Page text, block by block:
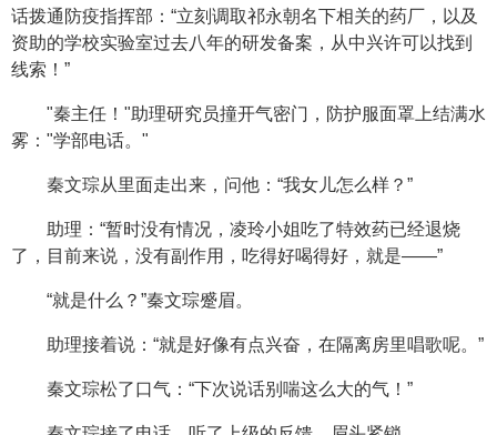
话拨通防疫指挥部：“立刻调取祁永朝名下相关的药厂，以及
资助的学校实验室过去八年的研发备案，从中兴许可以找到
线索！”
"秦主任！"助理研究员撞开气密门，防护服面罩上结满水
雾："学部电话。"
秦文琮从里面走出来，问他：“我女儿怎么样？”
助理：“暂时没有情况，凌玲小姐吃了特效药已经退烧
了，目前来说，没有副作用，吃得好喝得好，就是——”
“就是什么？”秦文琮蹙眉。
助理接着说：“就是好像有点兴奋，在隔离房里唱歌呢。”
秦文琮松了口气：“下次说话别喘这么大的气！”